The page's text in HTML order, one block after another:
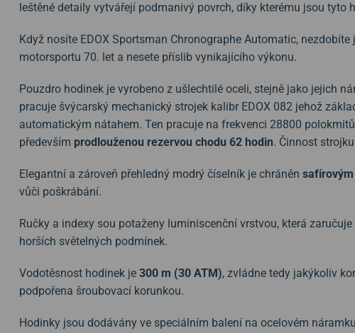
leštěné detaily vytvářejí podmanivý povrch, díky kterému jsou tyto
Když nosíte EDOX Sportsman Chronographe Automatic,
motorsportu 70. let a nesete příslib vynikajícího výkonu.
Pouzdro hodinek je vyrobeno z ušlechtilé oceli, stejně jako jejich
pracuje švýcarský mechanický strojek kalibr EDOX 082 jehož
automatickým nátahem. Ten pracuje na frekvenci 28800
především prodlouženou rezervou chodu 62 hodin. Činnost
Elegantní a zároveň přehledný modrý číselník je chráněn
vůči poškrábání.
Ručky a indexy sou potaženy luminiscenční vrstvou, která
horších světelných podmínek.
Vodotěsnost hodinek je 300 m (30 ATM), zvládne tedy jakýkoliv
podpořena šroubovací korunkou.
Hodinky jsou dodávány ve speciálním balení na ocelovém